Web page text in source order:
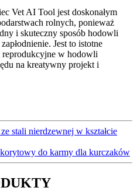
Vet AI Tool jest doskonałym
rolnych, ponieważ
i skuteczny sposób hodowli
Jest to istotne
w hodowli
na kreatywny projekt i
stali nierdzewnej w kształcie
do karmy dla kurczaków